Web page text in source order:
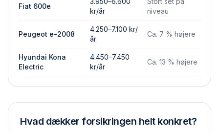
Fiat 600e
kr/år
niveau
Peugeot e-2008
4.250–7.100 kr/
år
Ca. 7 % højere
Hyundai Kona
Electric
4.450–7.450
kr/år
Ca. 13 % højere
Hvad dækker forsikringen helt konkret?